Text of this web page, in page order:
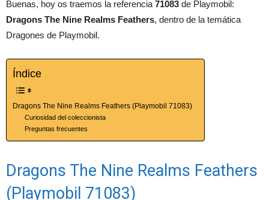
Buenas, hoy os traemos la referencia 71083 de Playmobil:
Dragons The Nine Realms Feathers, dentro de la temática
Dragones de Playmobil.
Índice
Dragons The Nine Realms Feathers (Playmobil 71083)
Curiosidad del coleccionista
Preguntas frecuentes
Dragons The Nine Realms Feathers
(Playmobil 71083)